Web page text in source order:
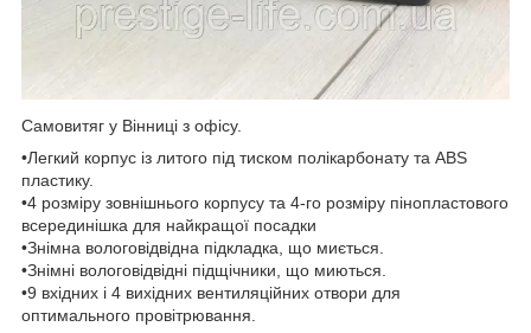
Самовитяг у Вінниці з офісу.
•Легкий корпус із литого під тиском полікарбонату та ABS
пластику.
•4 розміру зовнішнього корпусу та 4-го розміру пінопластового
всерединішка для найкращої посадки
•Знімна вологовідвідна підкладка, що миється.
•Знімні вологовідвідні підщічники, що миються.
•9 вхідних і 4 вихідних вентиляційних отвори для
оптимального провітрювання.